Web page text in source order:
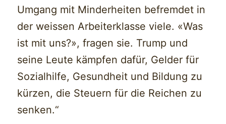
Umgang mit Minderheiten befremdet in
der weissen Arbeiterklasse viele. «Was
ist mit uns?», fragen sie. Trump und
seine Leute kämpfen dafür, Gelder für
Sozialhilfe, Gesundheit und Bildung zu
kürzen, die Steuern für die Reichen zu
senken.“